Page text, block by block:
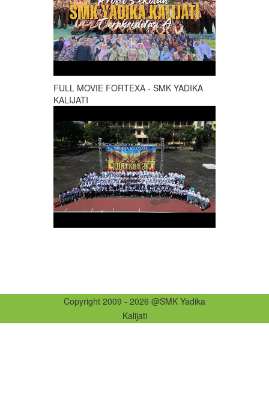
FULL MOVIE FORTEXA - SMK YADIKA
KALIJATI
Copyright 2009 - 2026 @SMK Yadika
Kalijati